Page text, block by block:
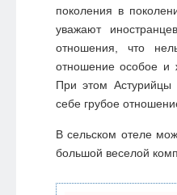
поколения в
уважают
отношения, что
отношение особое и
При этом Астурийцы
себе грубое
В сельском отеле
большой веселой